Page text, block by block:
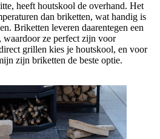
heeft houtskool de overhand. Het
dan briketten, wat handig is
Briketten leveren daarentegen een
waardoor ze perfect zijn voor
grillen kies je houtskool, en voor
zijn briketten de beste optie.